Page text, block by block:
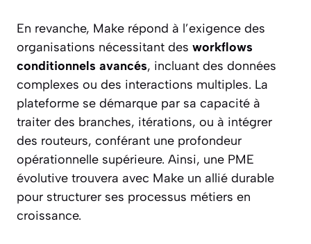
En revanche, Make répond à l’exigence des
organisations nécessitant des workflows
conditionnels avancés, incluant des données
complexes ou des interactions multiples. La
plateforme se démarque par sa capacité à
traiter des branches, itérations, ou à intégrer
des routeurs, conférant une profondeur
opérationnelle supérieure. Ainsi, une PME
évolutive trouvera avec Make un allié durable
pour structurer ses processus métiers en
croissance.